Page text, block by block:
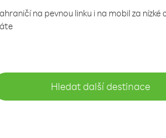
na pevnou linku i na mobil za
Hledat další destinace